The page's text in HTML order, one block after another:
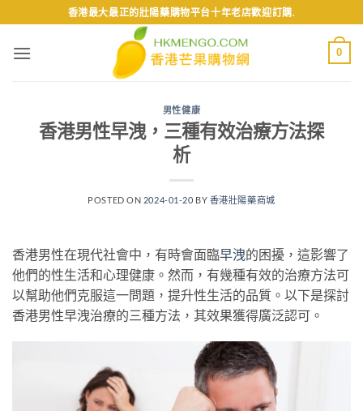
to
content
香港最大最正的壯陽藥購物平台十年老店歡迎訂購.
0
男性健康
香港男性早洩，三種有效治療方法探
析
POSTED ON 2024-01-20 BY 香港壯陽藥商城
香港男性在現代社會中，有時會面臨早洩的困擾，這影響了
他們的性生活和心理健康。然而，有幾種有效的治療方法可
以幫助他們克服這一問題，提升性生活的品質。以下是探討
香港男性早洩治療的三種方法，其效果獲得廣泛認可。